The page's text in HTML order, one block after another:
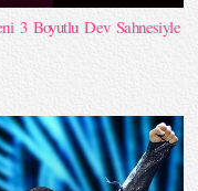
3 Boyutlu Dev Sahnesiyle